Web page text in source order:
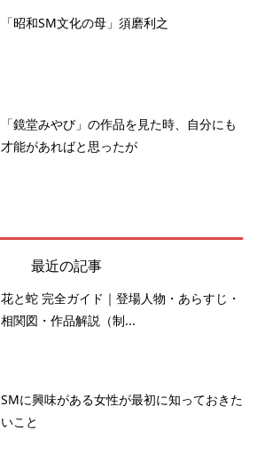
「昭和SM文化の母」須磨利之
「鏡堂みやび」の作品を見た時、自分にも
才能があればと思ったが
最近の記事
花と蛇 完全ガイド｜登場人物・あらすじ・
相関図・作品解説（制...
SMに興味がある女性が最初に知っておきた
いこと